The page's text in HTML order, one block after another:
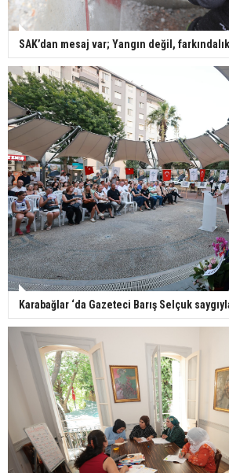
SAK’dan mesaj var; Yangın değil,
Karabağlar ‘da Gazeteci Barış Selçuk